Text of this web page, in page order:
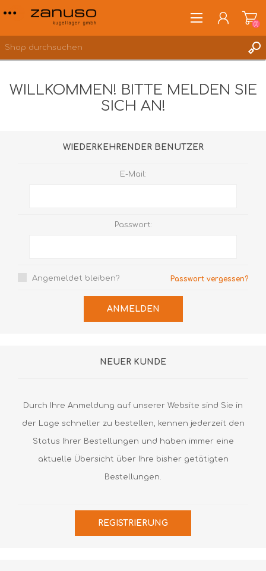
(0)
WILLKOMMEN! BITTE MELDEN SIE
SICH AN!
WIEDERKEHRENDER BENUTZER
E-Mail:
Passwort:
Angemeldet bleiben? Passwort vergessen?
ANMELDEN
NEUER KUNDE
Durch Ihre Anmeldung auf unserer Website sind Sie in
der Lage schneller zu bestellen, kennen jederzeit den
Status Ihrer Bestellungen und haben immer eine
aktuelle Übersicht über Ihre bisher getätigten
Bestellungen.
REGISTRIERUNG